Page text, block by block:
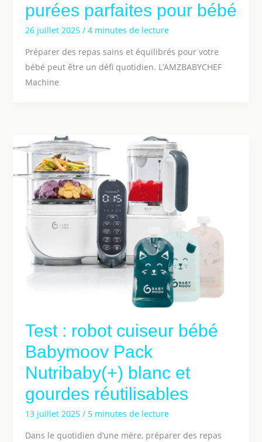
purées parfaites pour bébé
26 juillet 2025 / 4 minutes de lecture
Préparer des repas sains et équilibrés pour votre
bébé peut être un défi quotidien. L’AMZBABYCHEF
Machine
Test : robot cuiseur bébé
Babymoov Pack
Nutribaby(+) blanc et
gourdes réutilisables
13 juillet 2025 / 5 minutes de lecture
Dans le quotidien d’une mère, préparer des repas